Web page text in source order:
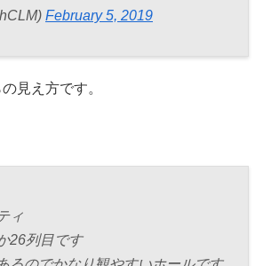
February 5, 2019
見え方です。
ィ
26列目です